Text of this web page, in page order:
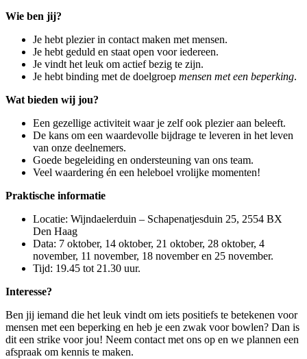
Wie ben jij?
Je hebt plezier in contact maken met mensen.
Je hebt geduld en staat open voor iedereen.
Je vindt het leuk om actief bezig te zijn.
Je hebt binding met de doelgroep mensen met een beperking.
Wat bieden wij jou?
Een gezellige activiteit waar je zelf ook plezier aan beleeft.
De kans om een waardevolle bijdrage te leveren in het leven
van onze deelnemers.
Goede begeleiding en ondersteuning van ons team.
Veel waardering én een heleboel vrolijke momenten!
Praktische informatie
Locatie: Wijndaelerduin – Schapenatjesduin 25, 2554 BX
Den Haag
Data: 7 oktober, 14 oktober, 21 oktober, 28 oktober, 4
november, 11 november, 18 november en 25 november.
Tijd: 19.45 tot 21.30 uur.
Interesse?
Ben jij iemand die het leuk vindt om iets positiefs te betekenen voor
mensen met een beperking en heb je een zwak voor bowlen? Dan is
dit een strike voor jou! Neem contact met ons op en we plannen een
afspraak om kennis te maken.